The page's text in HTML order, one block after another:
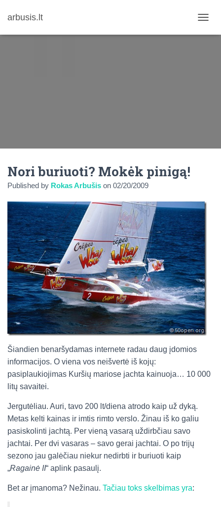
arbusis.lt
O
I
Nori buriuoti? Mokėk pinigą!
Published by Rokas Arbušis on 02/20/2009
Šiandien benaršydamas internete radau daug įdomios
informacijos. O viena vos neišvertė iš kojų:
pasiplaukiojimas Kuršių mariose jachta kainuoja… 10 000
litų savaitei.
Jergutėliau. Auri, tavo 200 lt/diena atrodo kaip už dyką.
Metas kelti kainas ir imtis rimto verslo. Žinau iš ko galiu
pasiskolinti jachtą. Per vieną vasarą uždirbčiau savo
jachtai. Per dvi vasaras – savo gerai jachtai. O po trijų
sezono jau galėčiau niekur nedirbti ir buriuoti kaip
„Ragainė II“ aplink pasaulį.
Bet ar įmanoma? Nežinau. Tačiau toks skelbimas yra: